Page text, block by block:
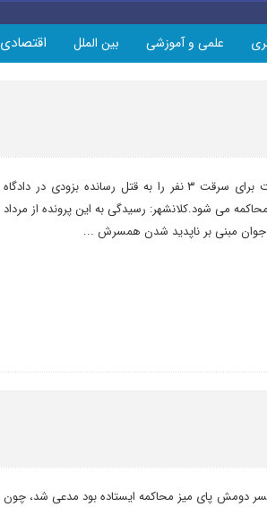
علمی و آموزشی بین الملل اقتصادی
مرد شرور که متهم است برای سرقت ۳ نفر را به قتل رسانده بزودی در دادگاه
می شود.کلانشهر: رسیدگی به این پرونده از مرداد
دومش پای میز محاکمه ایستاده بود مدعی شد، چون